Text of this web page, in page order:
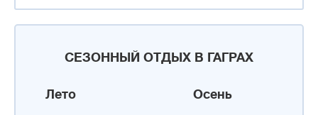
СЕЗОННЫЙ ОТДЫХ В ГАГРАХ
Лето Осень